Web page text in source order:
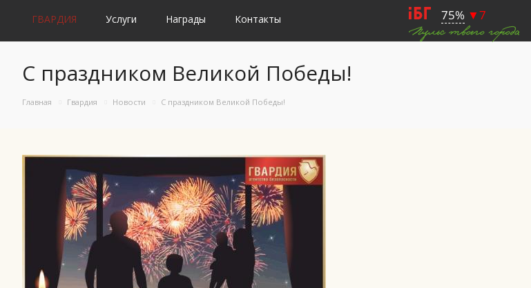
ГВАРДИЯ Услуги Награды Контакты
С праздником Великой Победы!
Главная Гвардия Новости С праздником Великой Победы!